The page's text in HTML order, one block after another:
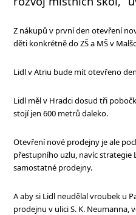
Z nákupů v první den otevření
děti konkrétně do ZŠ a MŠ v
Lidl v Atriu bude mít otevřeno
Lidl měl v Hradci dosud tři
stojí jen 600 metrů daleko.
Otevření nové prodejny je ale
přestupního uzlu, navíc strategie
samostatné prodejny.
A aby si Lidl neudělal vroubek u
prodejnu v ulici S. K.